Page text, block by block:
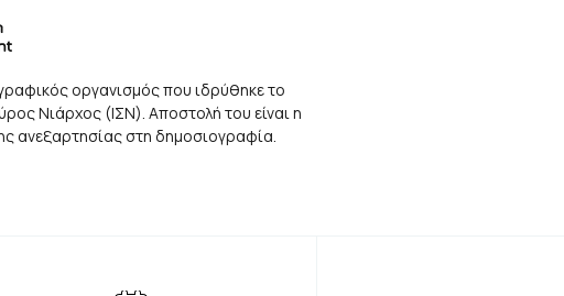
οργανισμός που ιδρύθηκε το
Νιάρχος (ΙΣΝ). Αποστολή του είναι η
ανεξαρτησίας στη δημοσιογραφία.